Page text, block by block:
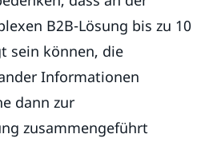
B2B-Lösung bis zu 10
sein können, die
Informationen
dann zur
zusammengeführt